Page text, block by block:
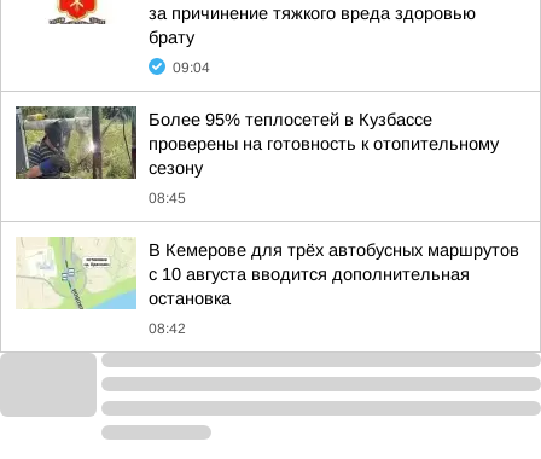
за причинение тяжкого вреда здоровью
брату
09:04
Более 95% теплосетей в Кузбассе
проверены на готовность к отопительному
сезону
08:45
В Кемерове для трёх автобусных маршрутов
с 10 августа вводится дополнительная
остановка
08:42